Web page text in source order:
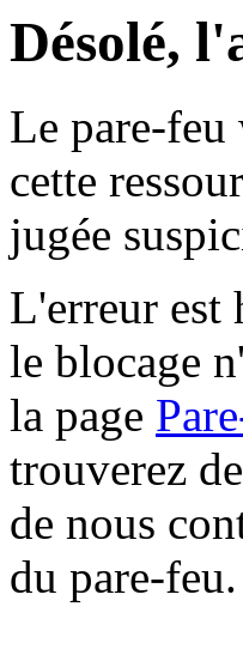
Désolé,
Le pare-feu
cette
jugée
L'erreur est
le blocage
la page
trouverez
de nous
du pare-feu.